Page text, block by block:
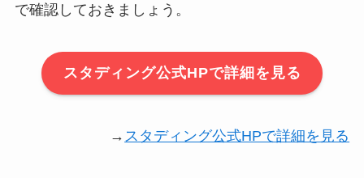
で確認しておきましょう。
スタディング公式HPで詳細を見る
→ スタディング公式HPで詳細を見る